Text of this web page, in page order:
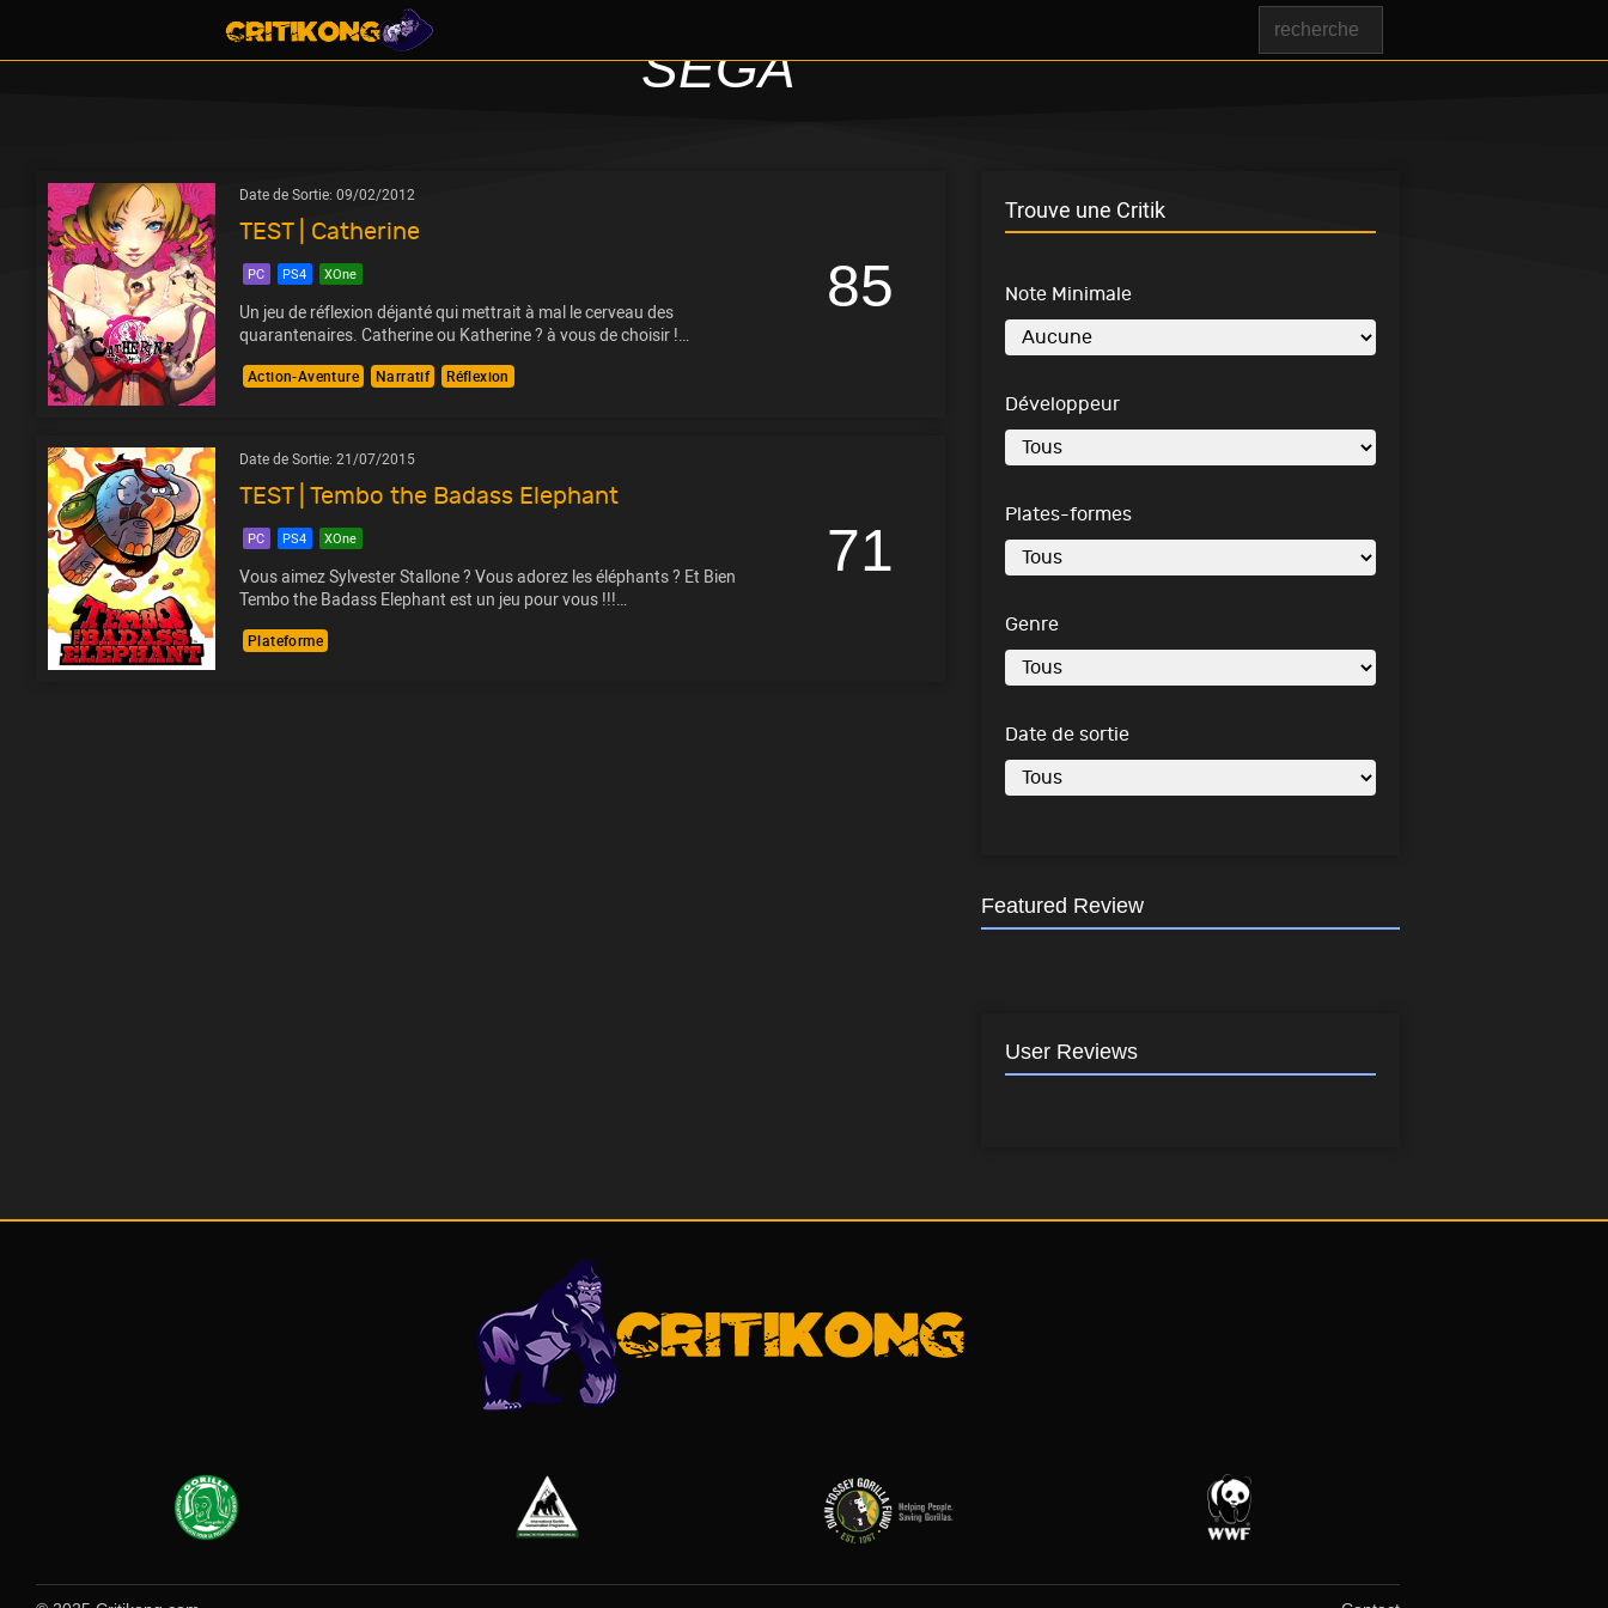
SEGA
Date de Sortie: 09/02/2012
TEST | Catherine
PC PS4 XOne
Un jeu de réflexion déjanté qui mettrait à mal le cerveau des
quarantenaires. Catherine ou Katherine ? à vous de choisir !…
Action-Aventure Narratif Réflexion
85
Date de Sortie: 21/07/2015
TEST | Tembo the Badass Elephant
PC PS4 XOne
Vous aimez Sylvester Stallone ? Vous adorez les éléphants ? Et Bien
Tembo the Badass Elephant est un jeu pour vous !!!…
Plateforme
71
Trouve une Critik
Note Minimale
Développeur
Plates-formes
Genre
Date de sortie
Featured Review
User Reviews